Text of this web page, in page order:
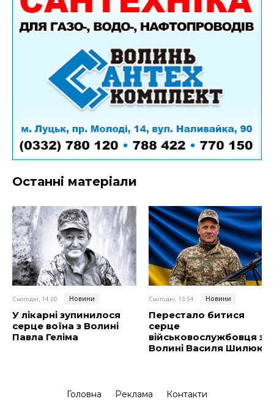
Останні матеріали
Сьогодні, 14:20 Новини
У лікарні зупинилося
серце воїна з Волині
Павла Геліма
Сьогодні, 13:54 Новини
Перестало битися
серце
військовослужбовця з
Волині Василя Шилюка
Головна Реклама Контакти